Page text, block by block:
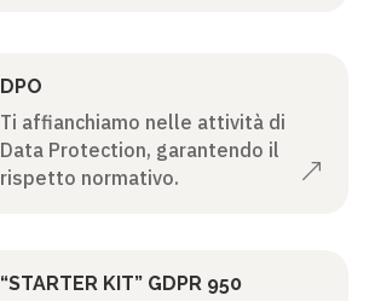
DPO
Ti affianchiamo nelle attività di
Data Protection, garantendo il
rispetto normativo.
&
“STARTER KIT” GDPR 950